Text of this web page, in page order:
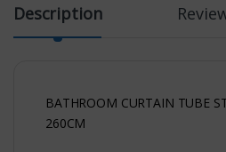
Description
BATHROOM CURTAIN TUBE
260CM